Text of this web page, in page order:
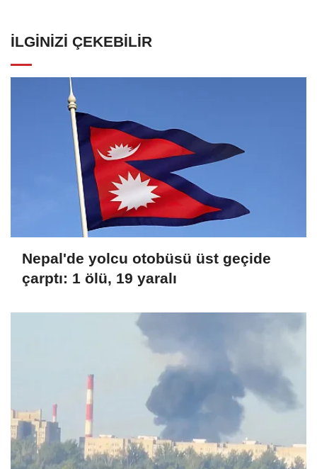
İLGINIZI ÇEKEBILIR
Nepal'de yolcu otobüsü üst geçide
çarptı: 1 ölü, 19 yaralı